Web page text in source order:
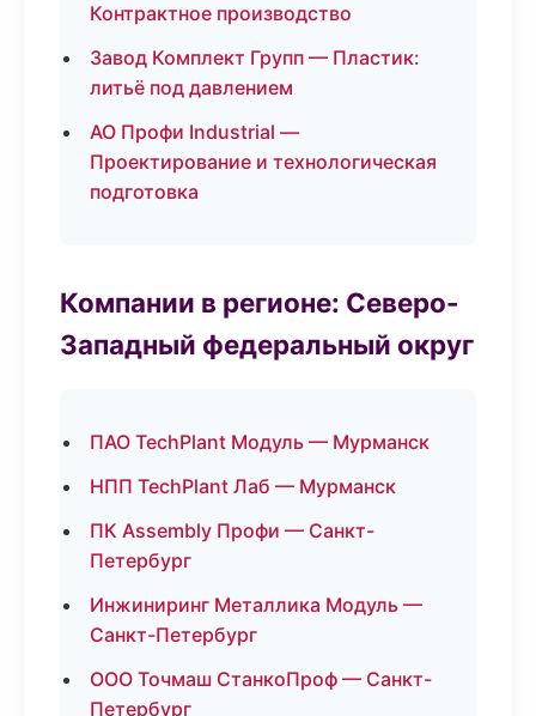
Контрактное производство
Завод Комплект Групп — Пластик:
литьё под давлением
АО Профи Industrial —
Проектирование и технологическая
подготовка
Компании в регионе: Северо-
Западный федеральный округ
ПАО TechPlant Модуль — Мурманск
НПП TechPlant Лаб — Мурманск
ПК Assembly Профи — Санкт-
Петербург
Инжиниринг Металлика Модуль —
Санкт-Петербург
ООО Точмаш СтанкоПроф — Санкт-
Петербург